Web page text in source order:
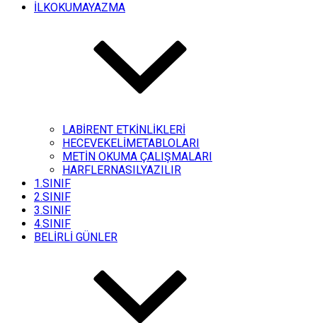
İLKOKUMAYAZMA
LABİRENT ETKİNLİKLERİ
HECEVEKELİMETABLOLARI
METİN OKUMA ÇALIŞMALARI
HARFLERNASILYAZILIR
1.SINIF
2.SINIF
3.SINIF
4.SINIF
BELİRLİ GÜNLER